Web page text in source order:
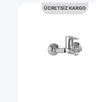
ÜCRETSİZ KARGO